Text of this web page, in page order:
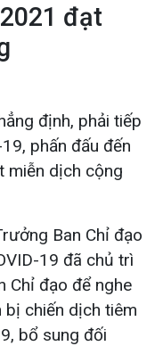
đạt
định, phải tiếp
phấn đấu đến
miễn dịch cộng
Ban Chỉ đạo
19 đã chủ trì
Chỉ đạo để nghe
bị chiến dịch tiêm
bổ sung đối